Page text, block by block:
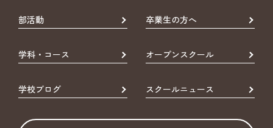
部活動 卒業生の方へ
学科・コース オープンスクール
学校ブログ スクールニュース